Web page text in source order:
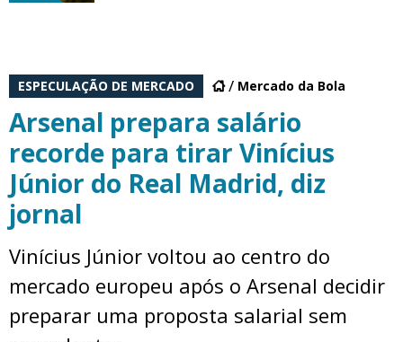
ESPECULAÇÃO DE MERCADO Mercado da Bola
Arsenal prepara salário
recorde para tirar Vinícius
Júnior do Real Madrid, diz
jornal
Vinícius Júnior voltou ao centro do
mercado europeu após o Arsenal decidir
preparar uma proposta salarial sem